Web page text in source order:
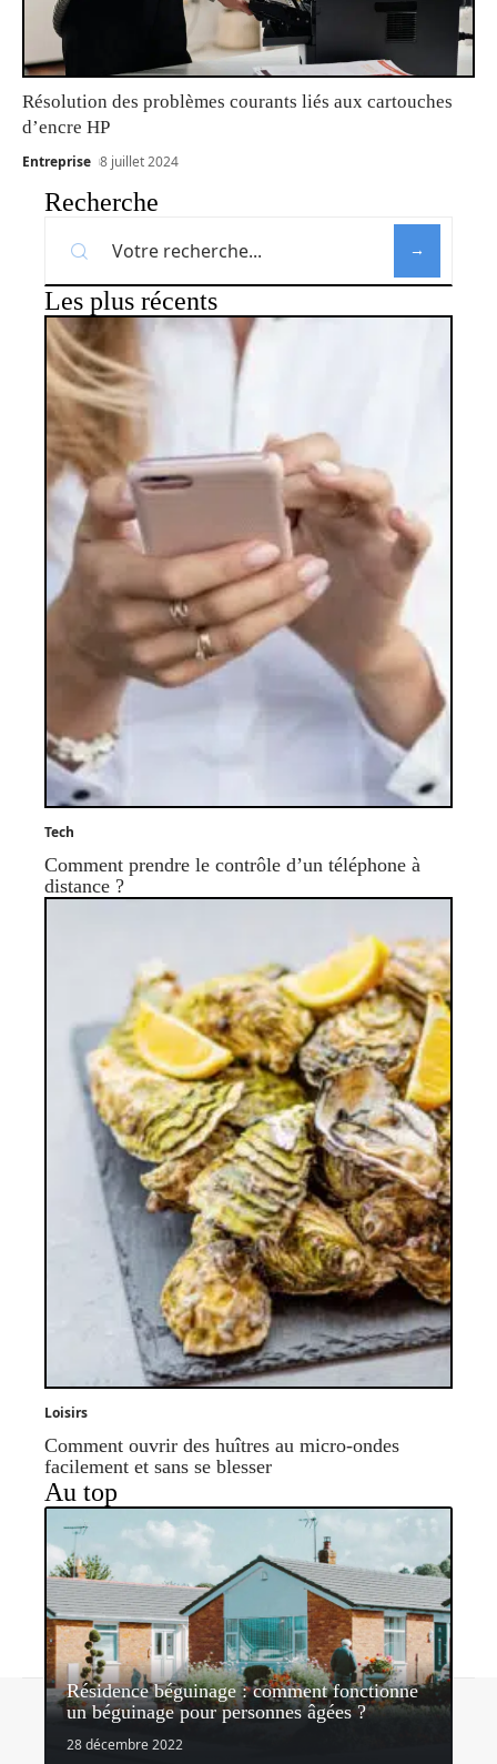
Résolution des problèmes courants liés aux cartouches
d’encre HP
Entreprise 8 juillet 2024
Recherche
Les plus récents
Tech
Comment prendre le contrôle d’un téléphone à
distance ?
Loisirs
Comment ouvrir des huîtres au micro-ondes
facilement et sans se blesser
Au top
Résidence béguinage : comment fonctionne
un béguinage pour personnes âgées ?
28 décembre 2022© 2026 | mondelibre.org
Contact Mentions légales Sitemap